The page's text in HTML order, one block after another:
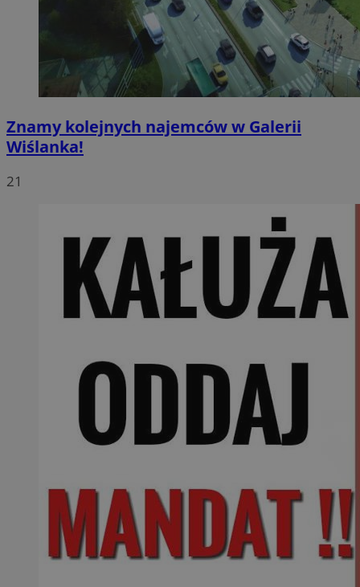
Znamy kolejnych najemców w Galerii
Wiślanka!
21